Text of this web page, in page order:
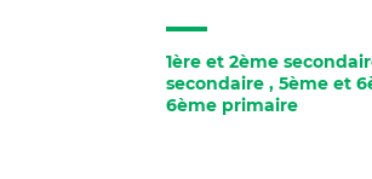
1ère et 2ème
secondaire , 5ème et
6ème primaire